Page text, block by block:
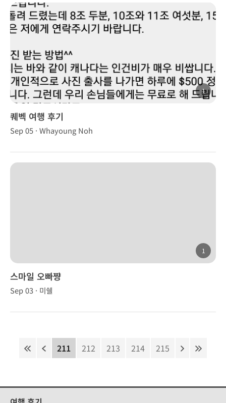
1
퀘벡 여행 후기
Sep 05 · Whayoung Noh
1
스마일 오빠쨩
Sep 03 · 미쉘
211 212 213 214 215